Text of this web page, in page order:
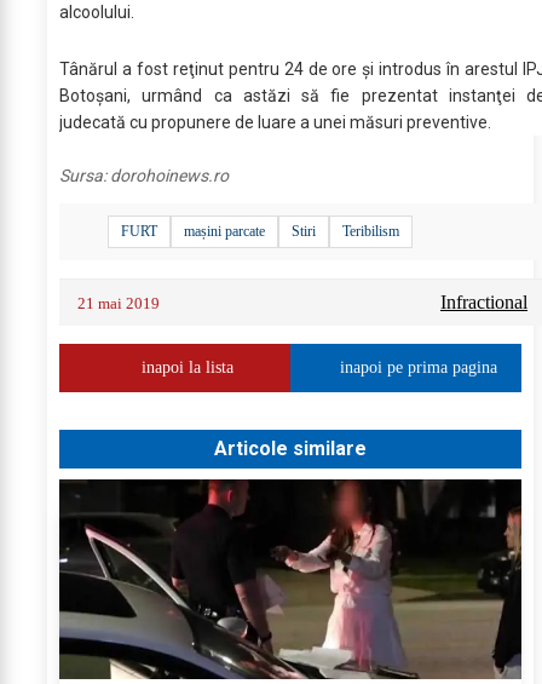
alcoolului.
Tânărul a fost reţinut pentru 24 de ore şi introdus în arestul
Botoşani, urmând ca astăzi să fie prezentat instanţei
judecată cu propunere de luare a unei măsuri preventive.
Sursa:dorohoinews.ro
FURT mașini parcate Stiri Teribilism
21 mai 2019 Infractional
inapoi la lista inapoi pe prima pagina
Articole similare